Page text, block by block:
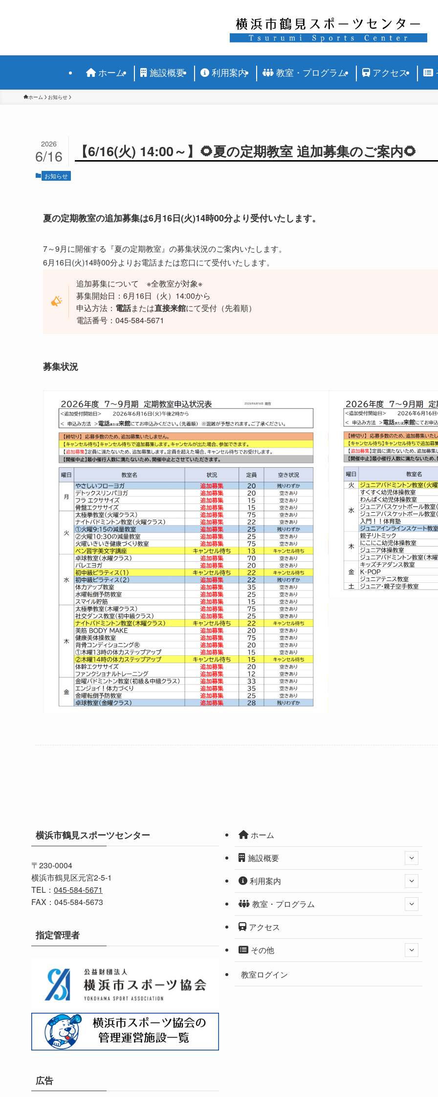
ホーム 施設概要 利用案内 教室・プログラム アクセス
ホーム お知らせ
【6/16(火) 14:00～】🌻夏の定期教室 追加募集のご案内🌻
2026
6/16
お知らせ
夏の定期教室の追加募集は6月16日(火)14時00分より受付いたします。
7～9月に開催する『夏の定期教室』の募集状況のご案内いたします。
6月16日(火)14時00分よりお電話または窓口にて受付いたします。
追加募集について ※全教室が対象※
募集開始日：6月16日（火）14:00から
申込方法： 電話または直接来館にて受付（先着順）
電話番号：045-584-5671
募集状況
横浜市鶴見スポーツセンター
〒230-0004
横浜市鶴見区元宮2-5-1
TEL： 045-584-5671
FAX：045-584-5673
指定管理者
広告
ホーム
施設概要
利用案内
教室・プログラム
アクセス
その他
教室ログイン